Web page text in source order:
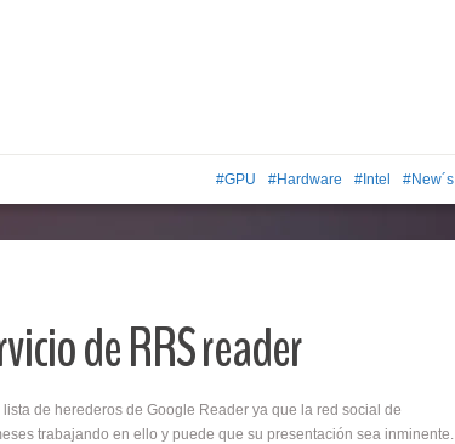
GPU Hardware Intel New´s
de RRS reader
de herederos de Google Reader ya que la red social de
trabajando en ello y puede que su presentación sea inminente.